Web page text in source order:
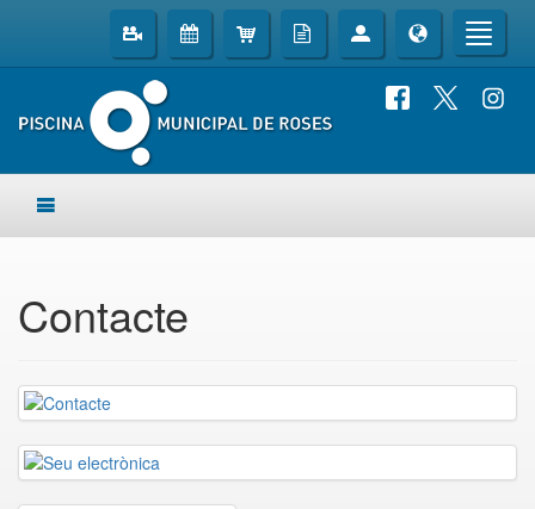
Contacte